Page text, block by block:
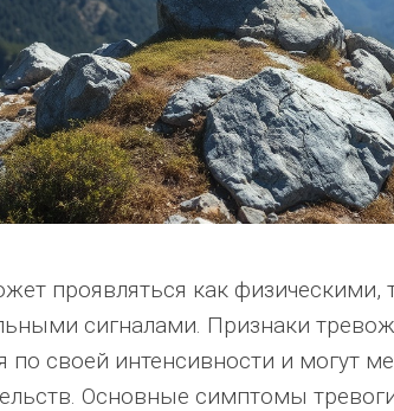
проявляться как физическими,
сигналами. Признаки
по своей интенсивности и могут
Основные симптомы